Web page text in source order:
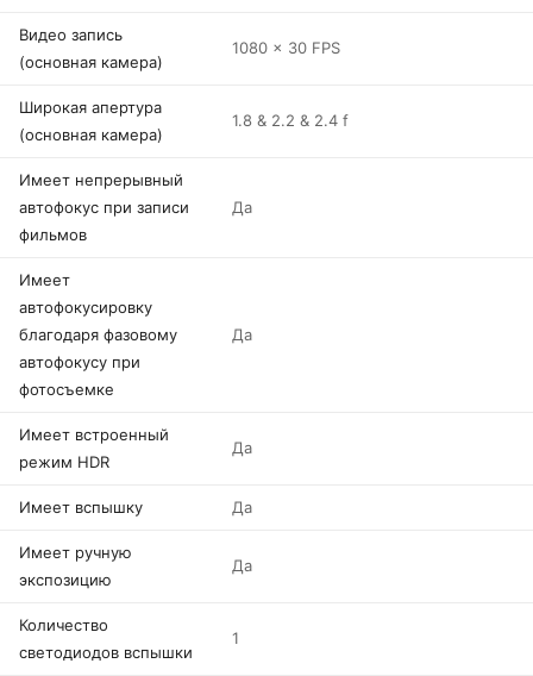
Видео запись
(основная камера)
1080 x 30 FPS
Широкая апертура
(основная камера)
1.8 & 2.2 & 2.4 f
Имеет непрерывный
автофокус при записи
фильмов
Да
Имеет
автофокусировку
благодаря фазовому
автофокусу при
фотосъемке
Да
Имеет встроенный
режим HDR
Да
Имеет вспышку Да
Имеет ручную
экспозицию
Да
Количество
светодиодов вспышки
1